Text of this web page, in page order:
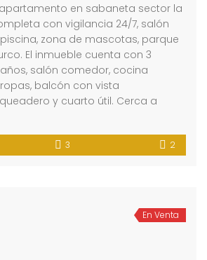
en sabaneta sector la
con vigilancia 24/7, salón
zona de mascotas, parque
El inmueble cuenta con 3
salón comedor, cocina
balcón con vista
y cuarto útil. Cerca a
3 2
En Venta